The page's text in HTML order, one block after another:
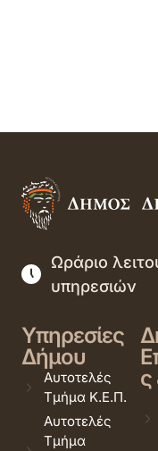
Ωράριο
υπηρεσιών
Υπηρεσίες
Δήμου
Αυτοτελές
Τμήμα Κ.Ε.Π.
Αυτοτελές
Τμήμα